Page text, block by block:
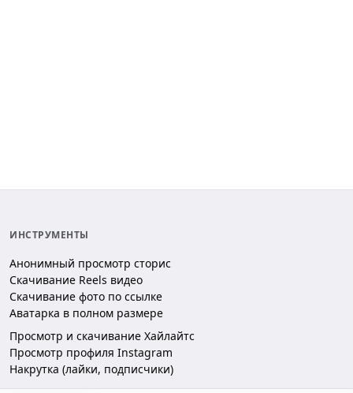
ИНСТРУМЕНТЫ
Анонимный просмотр сторис
Скачивание Reels видео
Скачивание фото по ссылке
Аватарка в полном размере
Просмотр и скачивание Хайлайтс
Просмотр профиля Instagram
Накрутка (лайки, подписчики)